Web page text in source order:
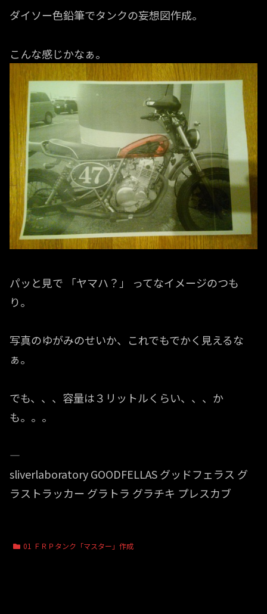
ダイソー色鉛筆でタンクの妄想図作成。
こんな感じかなぁ。
パッと見で 「ヤマハ？」 ってなイメージのつも
り。
写真のゆがみのせいか、これでもでかく見えるな
ぁ。
でも、、、容量は３リットルくらい、、、か
も。。。
—
sliverlaboratory GOODFELLAS グッドフェラス グ
ラストラッカー グラトラ グラチキ プレスカブ
01 ＦＲＰタンク「マスター」作成